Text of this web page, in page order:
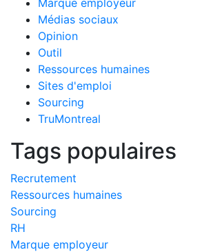
Médias sociaux
Opinion
Outil
Ressources humaines
Sites d'emploi
Sourcing
TruMontreal
Tags populaires
Recrutement
Ressources humaines
Sourcing
RH
Marque employeur